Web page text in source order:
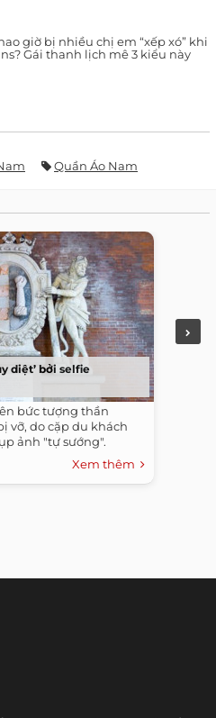
giờ bị nhiều chị em “xếp xó” khi
Gái thanh lịch mê 3 kiểu này
Quần Áo Nam
diệt’ bởi selfie
bức tượng thần
vỡ, do cặp du khách
ảnh "tự sướng".
Xem thêm